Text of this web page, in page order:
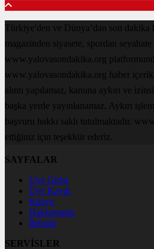
Türkiye'den ve Dünya’dan son dakika
magazinden siyasete, spordan
www.yalovasondakika.org
www.yalovasondakika.org haber
alıntı yapılamaz, kanuna aykırı ve
başka yerde yayınlanamaz. Aykırı
başvuru hakkı saklı tutulmaktadır.
ettiğiniz için teşekkür ederiz.
SAYFALAR
Üye Girişi
Üye Kaydı
Künye
Hakkımızda
İletişim
SERVİSLER